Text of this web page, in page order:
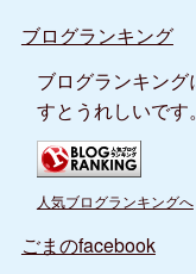
ブログランキング
ブログランキン
すとうれしいです。
人気ブログランキングへ
ごまのfacebook